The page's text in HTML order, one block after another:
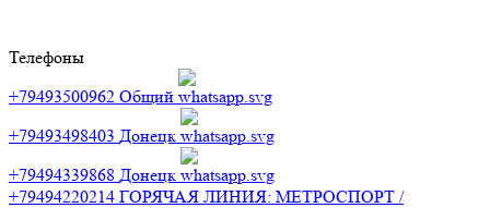
Телефоны
+79493500962 Общий
+79493498403 Донецк
+79494339868 Донецк
+79494220214 ГОРЯЧАЯ ЛИНИЯ: МЕТРОСПОРТ /